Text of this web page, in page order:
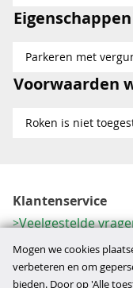
Parkeren met
Voorwaarden
Roken is niet
Klantenservice
Veelgestelde
Contactformulier
Herroeping
Mogen we cookies
verbeteren en om
bieden. Door op 'Alle